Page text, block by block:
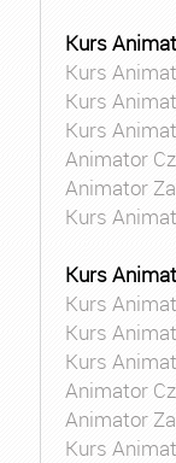
Kurs
Kurs
Kurs
Kurs
Animator
Animator
Kurs
Kurs
Kurs
Kurs
Kurs
Animator
Animator
Kurs